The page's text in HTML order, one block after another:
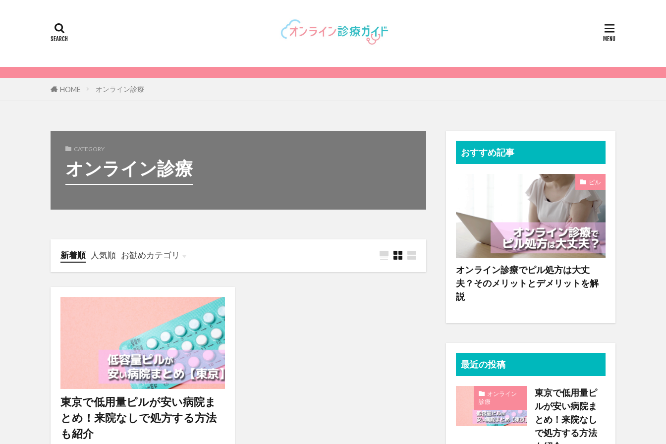
HOME オンライン診療
CATEGORY
オンライン診療
新着順 人気順 お勧めカテゴリ
オンライン診療
東京で低用量ピルが安い病院ま
とめ！来院なしで処方する方法
も紹介
おすすめ記事
ピル
オンライン診療でピル処方は大丈
夫？そのメリットとデメリットを解
説
最近の投稿
オンライン
診療
東京で低用量ピ
ルが安い病院ま
とめ！来院なし
で処方する方法